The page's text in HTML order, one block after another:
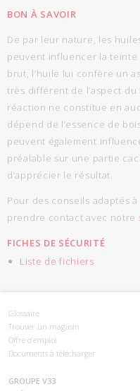
BON À SAVOIR
De par leur nature, les
peuvent influencer la
brut, l’huile lui confère un
très différent de l’aspect
réaction ne constitue en
dépend de l’essence de
peuvent également
préalable sur une partie
d’apprécier le résultat.
Pour des conseils adaptés
prendre contact avec notre
FICHES DE SÉCURITÉ
Liste de fichiers
Glossaire
Trouver un magasin
Offre d’emploi
Documents à télécharger
GROUPE V33